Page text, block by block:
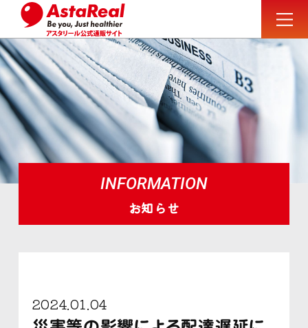
INFORMATION
お知らせ
2024.01.04